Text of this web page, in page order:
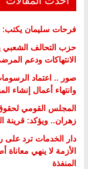
فرحات سليمان يكتب:
حزب التحالف الشعبي
الانتهاكات ودعم
صور .. اعتماد
وانتهاء أعمال إنشاء
المجلس القومي
زهران.. ويؤكد: قرينة
دار الخدمات ترد على
الأزمة لا ينهي
المنفذة